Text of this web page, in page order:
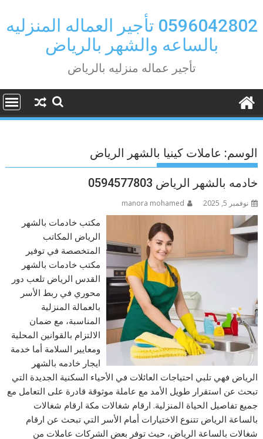
to
content
0596042802 تأجير العماله المنزليه
بالساعه والشهر بالرياض
تأجير عماله منزليه بالرياض
الوسم: عاملات كينيا بالشهر الرياض
خادمه بالشهر الرياض 0594577803
نوفمبر 5, 2025 manora mohamed
مكتب خادمات بالشهر
الرياض المكاتب
المتخصصة في توفير
مكتب خادمات بالشهر
القدس الرياض تلعب دور
محوري في ربط الأسر
بالعمالة المنزلية
المناسبة، مع ضمان
الالتزام بالقوانين المحلية
ومعايير السلامة أما خدمة
ايجار خادمه بالشهر
الرياض فهي تلبي احتياجات العائلات في الأحياء السكنية الجديدة التي
تبحث عن استقرار طويل الأمد مع عاملة موثوقة قادرة على التعامل مع
جميع تفاصيل الحياة المنزلية. ارقام شغالات مكة ارقام شغالات
بالساعة الرياض تتنوع الاختيارات أمام الأسر التي تبحث عن ارقام
شغالات بالساعة الرياض، حيث توفر بعض الشركات عاملات من